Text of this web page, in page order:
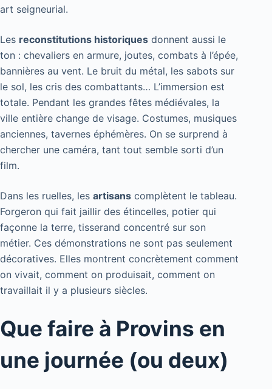
art seigneurial.
Les reconstitutions historiques donnent aussi le
ton : chevaliers en armure, joutes, combats à l’épée,
bannières au vent. Le bruit du métal, les sabots sur
le sol, les cris des combattants… L’immersion est
totale. Pendant les grandes fêtes médiévales, la
ville entière change de visage. Costumes, musiques
anciennes, tavernes éphémères. On se surprend à
chercher une caméra, tant tout semble sorti d’un
film.
Dans les ruelles, les artisans complètent le tableau.
Forgeron qui fait jaillir des étincelles, potier qui
façonne la terre, tisserand concentré sur son
métier. Ces démonstrations ne sont pas seulement
décoratives. Elles montrent concrètement comment
on vivait, comment on produisait, comment on
travaillait il y a plusieurs siècles.
Que faire à Provins en
une journée (ou deux)